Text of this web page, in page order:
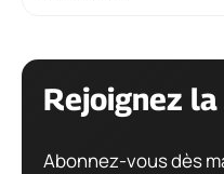
Rejoignez
Abonnez-vous dès